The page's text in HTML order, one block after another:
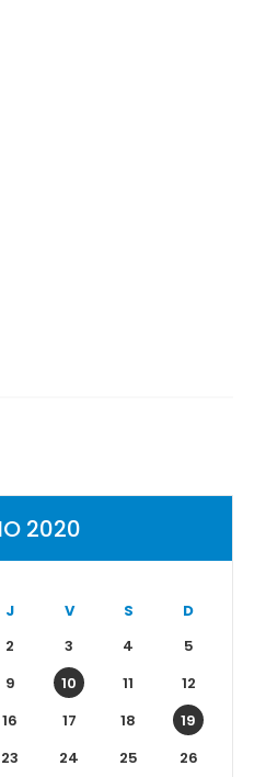
2020
J V S
D
2 3 4
5
9 10 11
12
16 17 18
19
23 24 25 26